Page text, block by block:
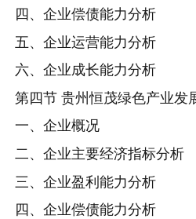
四、企业偿债能力分析
五、企业运营能力分析
六、企业成长能力分析
第四节 贵州恒茂绿色产业发
一、企业概况
二、企业主要经济指标分析
三、企业盈利能力分析
四、企业偿债能力分析